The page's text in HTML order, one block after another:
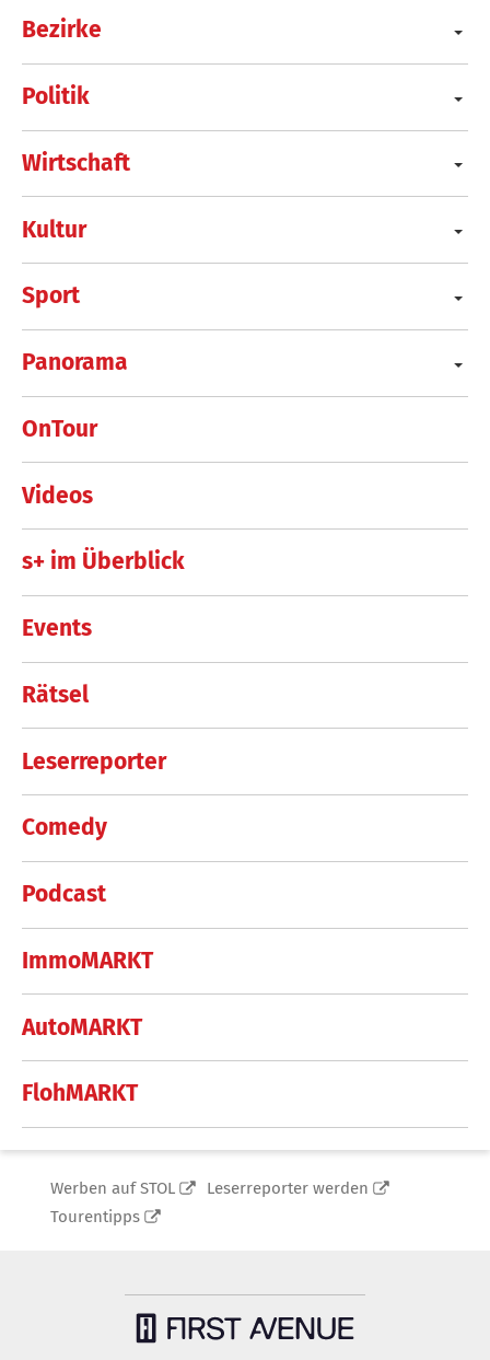
Bezirke
Politik
Wirtschaft
Kultur
Sport
Panorama
OnTour
Videos
s+ im Überblick
Events
Rätsel
Leserreporter
Comedy
Podcast
ImmoMARKT
AutoMARKT
FlohMARKT
Werben auf STOL
Leserreporter werden
Tourentipps